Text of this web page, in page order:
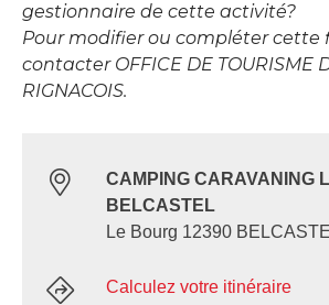
gestionnaire de cette activité?
Pour modifier ou compléter cette
contacter OFFICE DE TOURISME
RIGNACOIS.
CAMPING CARAVANING
BELCASTEL
Le Bourg 12390
Calculez votre itinéraire